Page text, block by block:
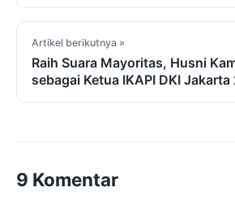
Artikel berikutnya »
Raih Suara Mayoritas, Husni
sebagai Ketua IKAPI DKI
9 Komentar